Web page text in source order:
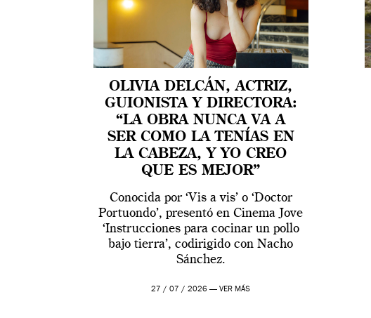
OLIVIA DELCÁN, ACTRIZ,
GUIONISTA Y DIRECTORA:
“LA OBRA NUNCA VA A
SER COMO LA TENÍAS EN
LA CABEZA, Y YO CREO
QUE ES MEJOR”
Conocida por ‘Vis a vis’ o ‘Doctor
Portuondo’, presentó en Cinema Jove
‘Instrucciones para cocinar un pollo
bajo tierra’, codirigido con Nacho
Sánchez.
27 / 07 / 2026 —VER MÁS